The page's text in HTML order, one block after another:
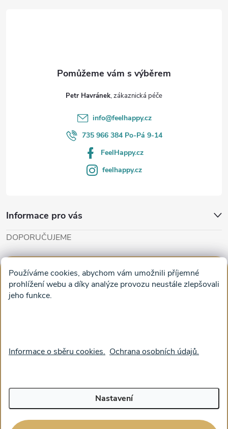
Používáme cookies, abychom vám umožnili příjemné
prohlížení webu a díky analýze provozu neustále zlepšovali
jeho funkce.
Informace o sběru cookies. Ochrana osobních údajů.
Nastavení
Petr Havránek
info@feelhappy.cz
735 966 384 Po-Pá 9-14
FeelHappy.cz
feelhappy.cz
Informace pro vás
DOPORUČUJEME
Obrazy na plátně na zeď a stěnu do obýváku
Facebook